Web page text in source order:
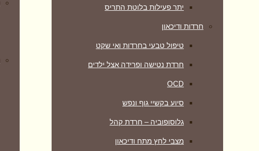
יתר פעילות בלוטת התריס
חרדות ודיכאון
טיפול טבעי בחרדות ואי שקט
חרדת נטישה ופרידה אצל ילדים
OCD
סיוע בקשיי גוף ונפש
גלוסופוביה – חרדת קהל
מצבי לחץ מתח ודיכאון